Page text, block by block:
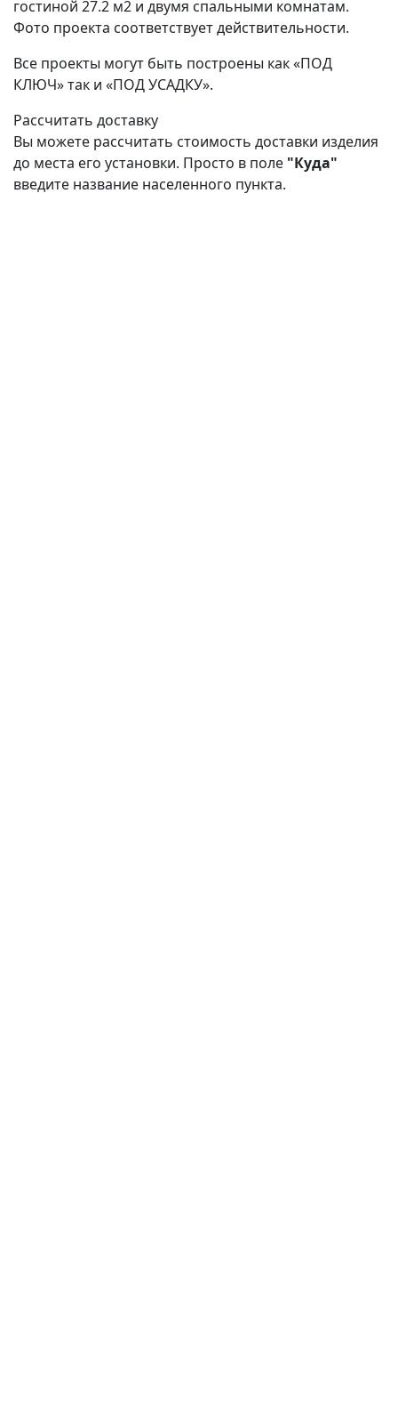
гостиной 27.2 м2 и двумя спальными комнатам.
Фото проекта соответствует действительности.
Все проекты могут быть построены как «ПОД
КЛЮЧ» так и «ПОД УСАДКУ».
Рассчитать доставку
Вы можете рассчитать стоимость доставки изделия
до места его установки. Просто в поле "Куда"
введите название населенного пункта.